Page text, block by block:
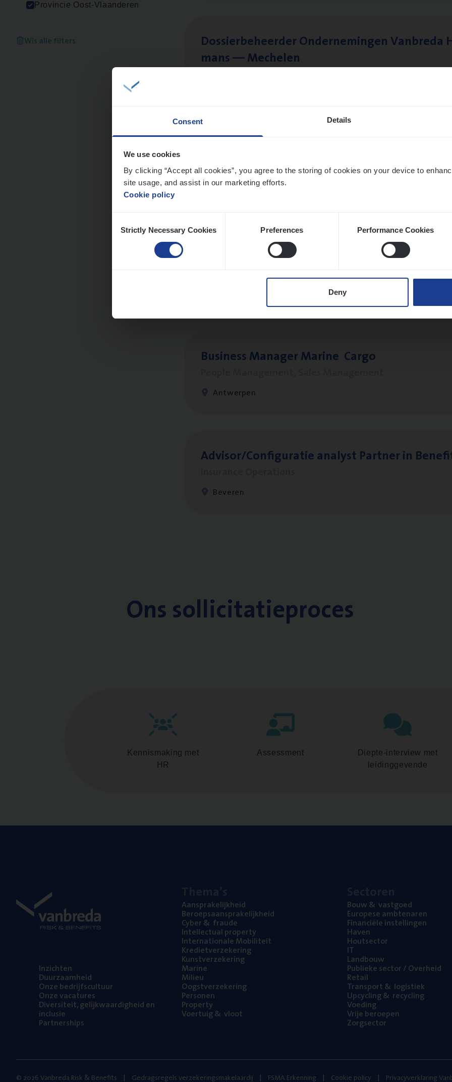
Consent Details
We use cookies
By clicking “Accept all cookies”, you agree to the storing of cookies on your device to
site usage, and assist in our marketing efforts.
Cookie policy
Selection
Strictly Necessary Cookies Preferences Performance Cookies
Deny
Provincie Oost-Vlaanderen
Wis alle filters
Dos­sier­be­heer­der Onder­ne­min­gen Van­b­re­da
mans — Mechelen
Insurance Operations
Client Exe­cu­ti­ve Marine
Busi­ness Mana­ger Mari­ne Cargo
Antwerpen
Advisor/​Configuratie ana­lyst Part­ner in
Beveren
Ons sollicitatieproces
Kennismaking met
HR
Assessment
Diepte-interview met
leidinggevende
Inzich­ten
Duur­zaam­heid
Onze bedrijfs­cul­tuur
Onze vaca­tu­res
Diver­si­teit, gelijk­waar­dig­heid en
inclusie
Part­ner­ships
Aan­spra­ke­lijk­heid
Beroeps­aan­spra­ke­lijk­heid
Cyber& fraude
Intel­lec­tu­al property
Inter­na­ti­o­na­le Mobiliteit
Kre­diet­ver­ze­ke­ring
Kunst­ver­ze­ke­ring
Mari­ne
Mili­eu
Oogst­ver­ze­ke­ring
Per­so­nen
Pro­per­ty
Voer­tuig& vloot
Bouw& vastgoed
Euro­pe­se ambtenaren
Finan­ci­ë­le instellingen
Haven
Hout­sec­tor
IT
Land­bouw
Publie­ke sec­tor / Overheid
Retail
Trans­port& logistiek
Upcy­cling& recycling
Voe­ding
Vrije beroe­pen
Zorg­sec­tor
© 2026 Vanbreda Risk & Benefits Gedragsregels verzekeringsmakelaardij FSMA Erkenning Cookie policy Privacyverklaring